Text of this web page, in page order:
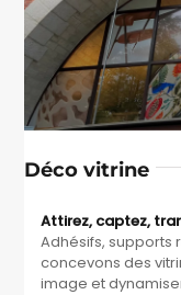
Déco vitrine
Attirez, captez,
Adhésifs, supports
concevons des
image et